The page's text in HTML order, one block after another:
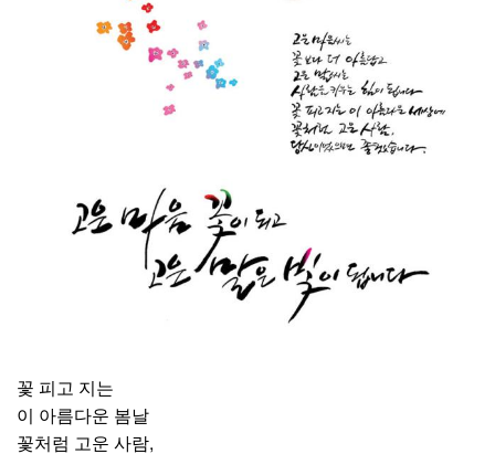
꽃 피고 지는
이 아름다운 봄날
꽃처럼 고운 사람,